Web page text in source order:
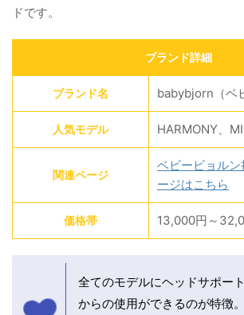
ドです。
ブランド詳細
ブランド名 babybjorn（ベ
人気モデル HARMONY、
関連ページ
ベビービョル
ージはこちら
価格帯 13,000円～
全てのモデルにヘッドサポー
からの使用ができるのが特徴。